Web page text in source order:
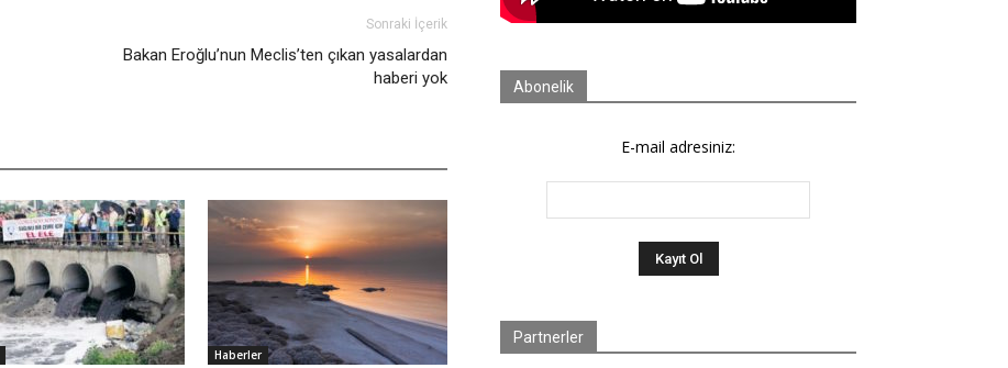
Sonraki İçerik
Bakan Eroğlu’nun Meclis’ten çıkan yasalardan
haberi yok
Haberler
Abonelik
E-mail adresiniz:
Partnerler